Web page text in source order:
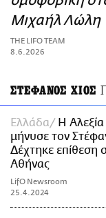
ΑΜΠΑ
PRINT
Μιχαήλ Λώλη
THE LIFO TEAM
8.6.2026
ΣΤΕΦΑΝΟΣ ΧΙΟΣ
Ελλάδα
Η
μήνυσε τον
Δέχτηκε επίθεση
Αθήνας
LifO Newsroom
25.4.2024